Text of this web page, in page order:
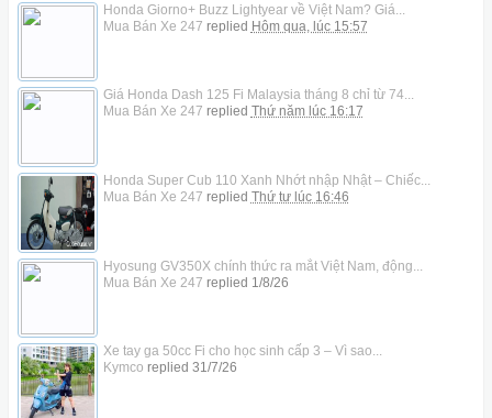
Honda Giorno+ Buzz Lightyear về Việt Nam? Giá...
Mua Bán Xe 247 replied Hôm qua, lúc 15:57
Giá Honda Dash 125 Fi Malaysia tháng 8 chỉ từ 74...
Mua Bán Xe 247 replied Thứ năm lúc 16:17
Honda Super Cub 110 Xanh Nhớt nhập Nhật – Chiếc...
Mua Bán Xe 247 replied Thứ tư lúc 16:46
Hyosung GV350X chính thức ra mắt Việt Nam, động...
Mua Bán Xe 247 replied 1/8/26
Xe tay ga 50cc Fi cho học sinh cấp 3 – Vì sao...
Kymco replied 31/7/26